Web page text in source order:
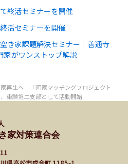
終活セミナーを開催
活セミナーを開催
き家課題解決セミナー｜善通寺
家がワンストップ解説
再生へ｜「町家マッチングプロジェクト
東讃第二支部として活動開始
家対策連合会